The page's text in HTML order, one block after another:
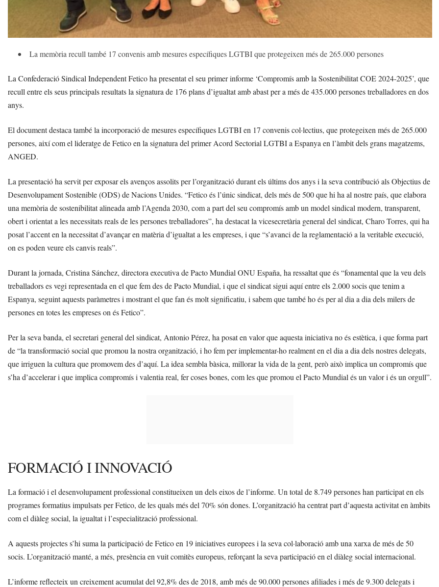
La memòria recull també 17 convenis amb mesures específiques LGTBI que protegeixen més de 265.000 persones
La Confederació Sindical Independent Fetico ha presentat el seu primer informe ‘Compromís amb la Sostenibilitat COE 2024-2025’, que
recull entre els seus principals resultats la signatura de 176 plans d’igualtat amb abast per a més de 435.000 persones treballadores en dos
anys.
El document destaca també la incorporació de mesures específiques LGTBI en 17 convenis col·lectius, que protegeixen més de 265.000
persones, així com el lideratge de Fetico en la signatura del primer Acord Sectorial LGTBI a Espanya en l’àmbit dels grans magatzems,
ANGED.
La presentació ha servit per exposar els avenços assolits per l’organització durant els últims dos anys i la seva contribució als Objectius de
Desenvolupament Sostenible (ODS) de Nacions Unides. “Fetico és l’únic sindicat, dels més de 500 que hi ha al nostre país, que elabora
una memòria de sostenibilitat alineada amb l’Agenda 2030, com a part del seu compromís amb un model sindical modern, transparent,
obert i orientat a les necessitats reals de les persones treballadores”, ha destacat la vicesecretària general del sindicat, Charo Torres, qui ha
posat l’accent en la necessitat d’avançar en matèria d’igualtat a les empreses, i que “s’avanci de la reglamentació a la veritable execució,
on es poden veure els canvis reals”.
Durant la jornada, Cristina Sánchez, directora executiva de Pacto Mundial ONU España, ha ressaltat que és “fonamental que la veu dels
treballadors es vegi representada en el que fem des de Pacto Mundial, i que el sindicat sigui aquí entre els 2.000 socis que tenim a
Espanya, seguint aquests paràmetres i mostrant el que fan és molt significatiu, i sabem que també ho és per al dia a dia dels milers de
persones en totes les empreses on és Fetico”.
Per la seva banda, el secretari general del sindicat, Antonio Pérez, ha posat en valor que aquesta iniciativa no és estètica, i que forma part
de “la transformació social que promou la nostra organització, i ho fem per implementar-ho realment en el dia a dia dels nostres delegats,
que irriguen la cultura que promovem des d’aquí. La idea sembla bàsica, millorar la vida de la gent, però això implica un compromís que
s’ha d’accelerar i que implica compromís i valentia real, fer coses bones, com les que promou el Pacto Mundial és un valor i és un orgull”.
FORMACIÓ I INNOVACIÓ
La formació i el desenvolupament professional constitueixen un dels eixos de l’informe. Un total de 8.749 persones han participat en els
programes formatius impulsats per Fetico, de les quals més del 70% són dones. L’organització ha centrat part d’aquesta activitat en àmbits
com el diàleg social, la igualtat i l’especialització professional.
A aquests projectes s’hi suma la participació de Fetico en 19 iniciatives europees i la seva col·laboració amb una xarxa de més de 50
socis. L’organització manté, a més, presència en vuit comitès europeus, reforçant la seva participació en el diàleg social internacional.
L’informe reflecteix un creixement acumulat del 92,8% des de 2018, amb més de 90.000 persones afiliades i més de 9.300 delegats i